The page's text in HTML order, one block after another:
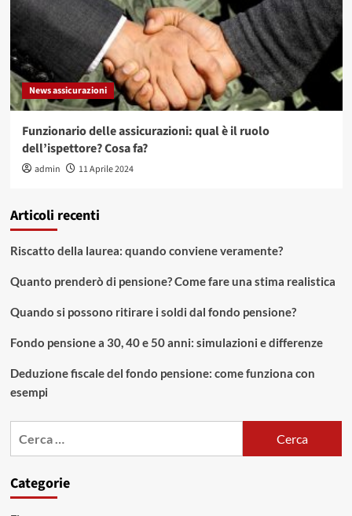
News assicurazioni
Funzionario delle assicurazioni: qual è il ruolo
dell’ispettore? Cosa fa?
admin 11 Aprile 2024
Articoli recenti
Riscatto della laurea: quando conviene veramente?
Quanto prenderò di pensione? Come fare una stima realistica
Quando si possono ritirare i soldi dal fondo pensione?
Fondo pensione a 30, 40 e 50 anni: simulazioni e differenze
Deduzione fiscale del fondo pensione: come funziona con
esempi
Categorie